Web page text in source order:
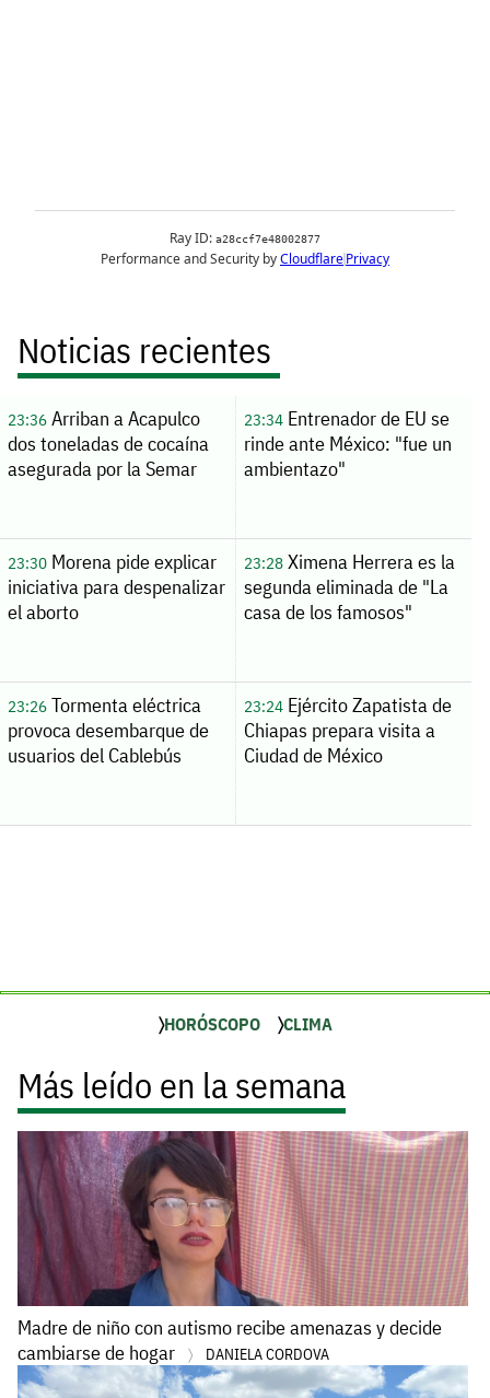
Noticias recientes
23:36Arriban a Acapulco
dos toneladas de cocaína
asegurada por la Semar
23:34Entrenador de EU se
rinde ante México: "fue un
ambientazo"
23:30Morena pide explicar
iniciativa para despenalizar
el aborto
23:28Ximena Herrera es la
segunda eliminada de "La
casa de los famosos"
23:26Tormenta eléctrica
provoca desembarque de
usuarios del Cablebús
23:24Ejército Zapatista de
Chiapas prepara visita a
Ciudad de México
HORÓSCOPO CLIMA
Más leído en la semana
Madre de niño con autismo recibe amenazas y decide
cambiarse de hogar
DANIELA CORDOVA